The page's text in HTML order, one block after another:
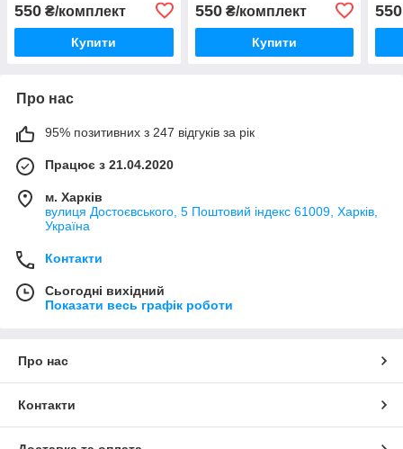
550 ₴/комплект
Купити
550₴/комплект
Купити
550
Про нас
95% позитивних з 247 відгуків за рік
Працює з 21.04.2020
м. Харків
вулиця Достоєвського, 5 Поштовий індекс 61009, Харків,
Україна
Контакти
Сьогодні вихідний
Показати весь графік роботи
Про нас
Контакти